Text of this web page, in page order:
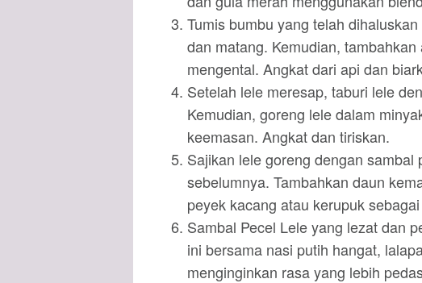
Tumis bumbu yang telah
dan matang. Kemudian,
mengental. Angkat dari api dan
Setelah lele meresap, taburi lele
Kemudian, goreng lele dalam
keemasan. Angkat dan tiriskan.
Sajikan lele goreng dengan
sebelumnya. Tambahkan daun
peyek kacang atau kerupuk
Sambal Pecel Lele yang lezat dan
ini bersama nasi putih hangat,
menginginkan rasa yang lebih